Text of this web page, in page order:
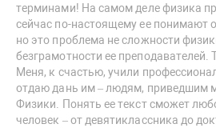
терминами! На самом деле физика
сейчас по-настоящему ее понимают
но это проблема не сложности
безграмотности ее преподавателей.
Меня, к счастью, учили
отдаю дань им – людям, приведшим
Физики. Понять ее текст сможет
человек – от девятиклассника до